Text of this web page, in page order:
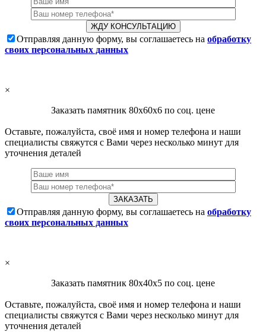
Отправляя данную форму, вы соглашаетесь на обработку
своих персональных данных
×
Заказать памятник 80х60х6 по соц. цене
Оставьте, пожалуйста, своё имя и номер телефона и наши
специалисты свяжутся с Вами через несколько минут для
уточнения деталей
Отправляя данную форму, вы соглашаетесь на обработку
своих персональных данных
×
Заказать памятник 80х40х5 по соц. цене
Оставьте, пожалуйста, своё имя и номер телефона и наши
специалисты свяжутся с Вами через несколько минут для
уточнения деталей